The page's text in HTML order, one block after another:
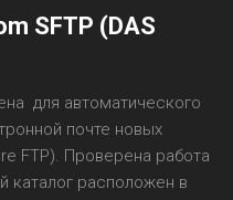
SFTP (DAS
для автоматического
почте новых
FTP). Проверена работа
каталог расположен в